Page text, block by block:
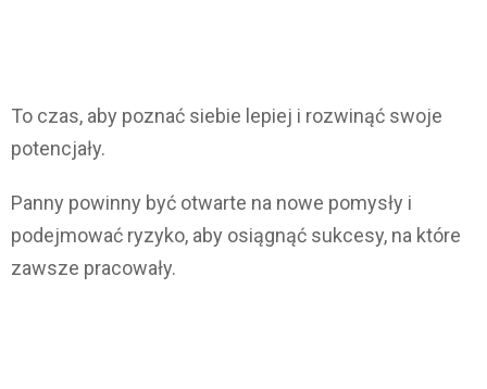
To czas, aby poznać siebie lepiej i rozwinąć swoje
potencjały.
Panny powinny być otwarte na nowe pomysły i
podejmować ryzyko, aby osiągnąć sukcesy, na które
zawsze pracowały.